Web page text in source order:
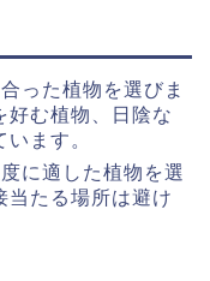
った植物を選びま
好む植物、日陰な
ます。
に適した植物を選
当たる場所は避け